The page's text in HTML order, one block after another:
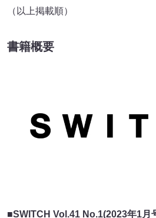
（以上掲載順）
書籍概要
■SWITCH Vol.41 No.1(2023年1月